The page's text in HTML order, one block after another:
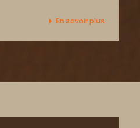
En savoir plus